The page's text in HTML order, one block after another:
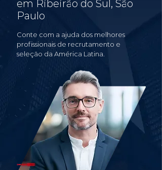
em Ribeirão do Sul, São
Paulo
Conte com a ajuda dos melhores
profissionais de recrutamento e
seleção da América Latina.